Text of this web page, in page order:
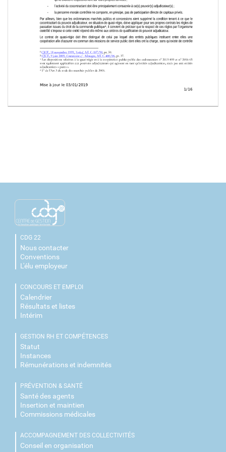
CDG 22
Nous contacter
Conventions
L'élu employeur
CONCOURS ET EMPLOI
Calendrier
Résultats et listes
Intérim
GESTION RH ET COMPÉTENCES
Statut
Instances
Rémunérations et indemnités
PRÉVENTION & SANTÉ
Santé des agents
Insertion et maintien
Commissions médicales
ACCOMPAGNEMENT DES COLLECTIVITÉS
Conseil en organisation